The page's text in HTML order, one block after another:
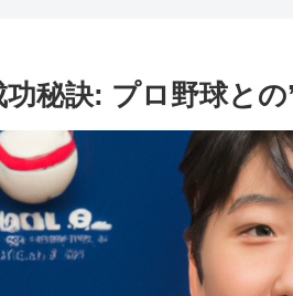
秘訣: プロ野球との